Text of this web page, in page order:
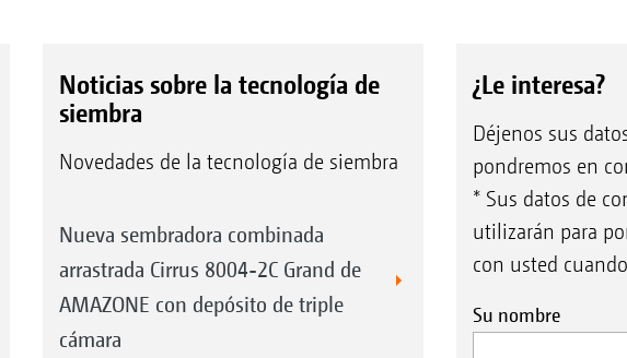
Noticias sobre la tecnología de
siembra
Novedades de la tecnología de siembra
Nueva sembradora combinada
arrastrada Cirrus 8004-2C Grand de
AMAZONE con depósito de triple
cámara
¿Le interesa?
Déjenos sus
pondremos en
* Sus datos de
utilizarán para
con usted
Su nombre